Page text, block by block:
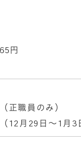
円
正職員のみ）
12月29日～1月3